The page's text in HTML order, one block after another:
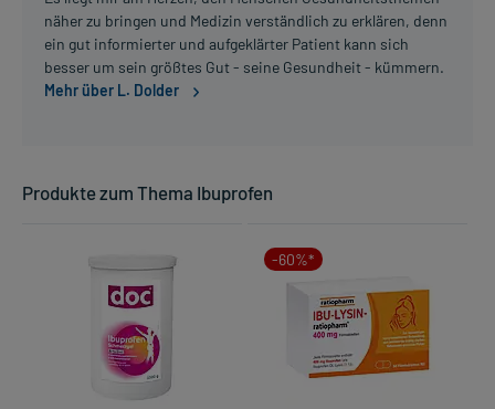
näher zu bringen und Medizin verständlich zu erklären, denn
ein gut informierter und aufgeklärter Patient kann sich
besser um sein größtes Gut - seine Gesundheit - kümmern.
Mehr über L. Dolder
Produkte zum Thema Ibuprofen
-60%*